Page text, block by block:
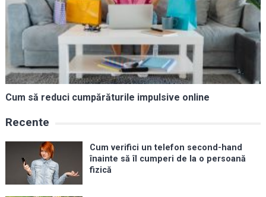
Cum să reduci cumpărăturile impulsive online
Recente
Cum verifici un telefon second-hand
înainte să îl cumperi de la o persoană
fizică